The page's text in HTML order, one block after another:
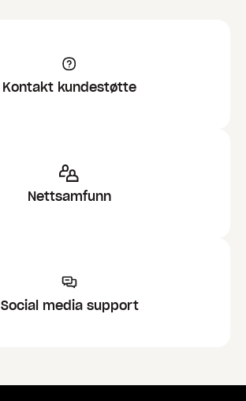
Kontakt kundestøtte
Nettsamfunn
Social media support